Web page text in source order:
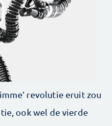
revolutie eruit zou
ook wel de vierde